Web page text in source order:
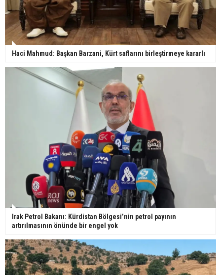
Haci Mahmud: Başkan Barzani, Kürt saflarını birleştirmeye kararlı
Irak Petrol Bakanı: Kürdistan Bölgesi’nin petrol payının
artırılmasının önünde bir engel yok